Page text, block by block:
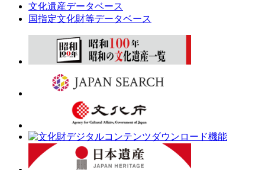
文化遺産データベース
国指定文化財等データベース